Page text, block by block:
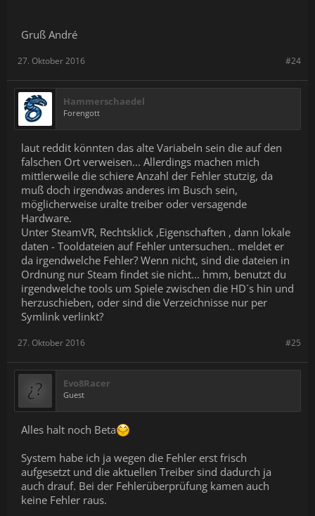
Gruß André
#24
27. Oktober 2016
Hammerschaedel
Forengott
laut reddit könnten das alte Variabeln sein die auf den
falschen Ort verweisen... Allerdings machen mich
mittlerweile die schiere Anzahl der Fehler stutzig, da
muß doch irgendwas anderes im Busch sein,
möglicherweise uralte treiber oder versagende
Hardware.
Unter SteamVR, Rechtsklick ,Eigenschaften , dann lokale
daten - Tooldateien auf Fehler untersuchen.. meldet er
da irgendwelche Fehler? Wenn nicht, sind die dateien in
Ordnung nur Steam findet sie nicht... hmm, benutzt du
irgendwelche tools um Spiele zwischen die HD´s hin und
herzuschieben, oder sind die Verzeichnisse nur per
Symlink verlinkt?
#25
27. Oktober 2016
Evo8Racer
Guest
Alles halt noch Beta
System habe ich ja wegen die Fehler erst frisch
aufgesetzt und die aktuellen Treiber sind dadurch ja
auch drauf. Bei der Fehlerüberprüfung kamen auch
keine Fehler raus.